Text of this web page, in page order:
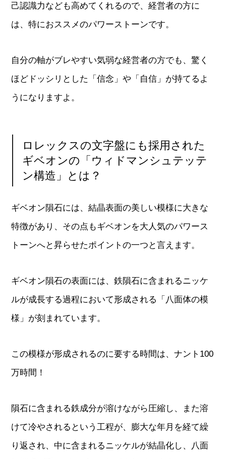
己認識力なども高めてくれるので、経営者の方に
は、特におススメのパワーストーンです。
自分の軸がブレやすい気弱な経営者の方でも、驚く
ほどドッシリとした「信念」や「自信」が持てるよ
うになりますよ。
ロレックスの文字盤にも採用された
ギベオンの「ウィドマンシュテッテ
ン構造」とは？
ギベオン隕石には、結晶表面の美しい模様に大きな
特徴があり、その点もギベオンを大人気のパワース
トーンへと昇らせたポイントの一つと言えます。
ギベオン隕石の表面には、鉄隕石に含まれるニッケ
ルが成長する過程において形成される「八面体の模
様」が刻まれています。
この模様が形成されるのに要する時間は、ナント100
万時間！
隕石に含まれる鉄成分が溶けながら圧縮し、また溶
けて冷やされるという工程が、膨大な年月を経て繰
り返され、中に含まれるニッケルが結晶化し、八面